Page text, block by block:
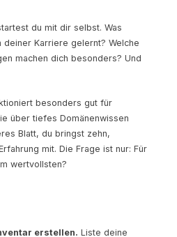
du mit dir selbst. Was
deiner Karriere gelernt? Welche
machen dich besonders? Und
besonders gut für
über tiefes Domänenwissen
Blatt, du bringst zehn,
mit. Die Frage ist nur: Für
wertvollsten?
erstellen. Liste deine